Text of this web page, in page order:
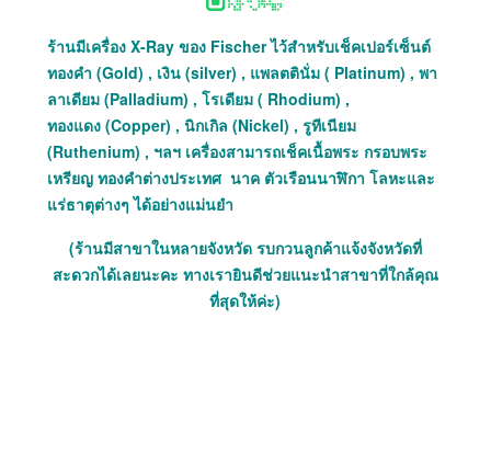
ร้านมีเครื่อง X-Ray ของ Fischer ไว้สำหรับเช็คเปอร์เซ็นต์
ทองคำ (Gold) , เงิน (silver) , แพลตตินั่ม ( Platinum) , พา
ลาเดียม (Palladium) , โรเดียม ( Rhodium) ,
ทองแดง (Copper) , นิกเกิล (Nickel) , รูทีเนียม
(Ruthenium) , ฯลฯ เครื่องสามารถเช็คเนื้อพระ กรอบพระ
เหรียญ ทองคำต่างประเทศ นาค ตัวเรือนนาฬิกา โลหะและ
แร่ธาตุต่างๆ ได้อย่างแม่นยำ
(ร้านมีสาขาในหลายจังหวัด รบกวนลูกค้าแจ้งจังหวัดที่
สะดวกได้เลยนะคะ ทางเรายินดีช่วยแนะนำสาขาที่ใกล้คุณ
ที่สุดให้ค่ะ)